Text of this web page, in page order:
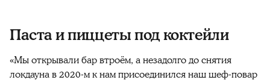
Паста и пиццеты под коктейли
«Мы открывали бар втроём, а незадолго до снятия
локдауна в 2020-м к нам присоединился наш шеф-повар